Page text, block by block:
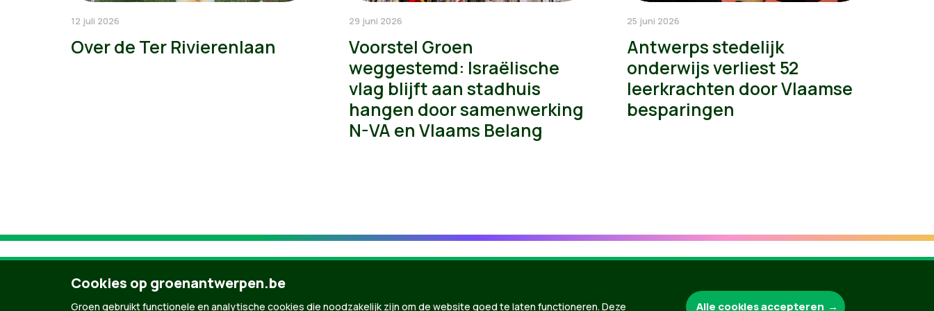
12 juli 2026
Over de Ter Rivierenlaan
29 juni 2026
Voorstel Groen
weggestemd: Israëlische
vlag blijft aan stadhuis
hangen door samenwerking
N-VA en Vlaams Belang
25 juni 2026
Antwerps stedelijk
onderwijs verliest 52
leerkrachten door Vlaamse
besparingen
Groen.be
Cookies op groenantwerpen.be
Groen gebruikt functionele en analytische cookies die noodzakelijk zijn om de website goed te laten functioneren. Deze Alle cookies accepteren